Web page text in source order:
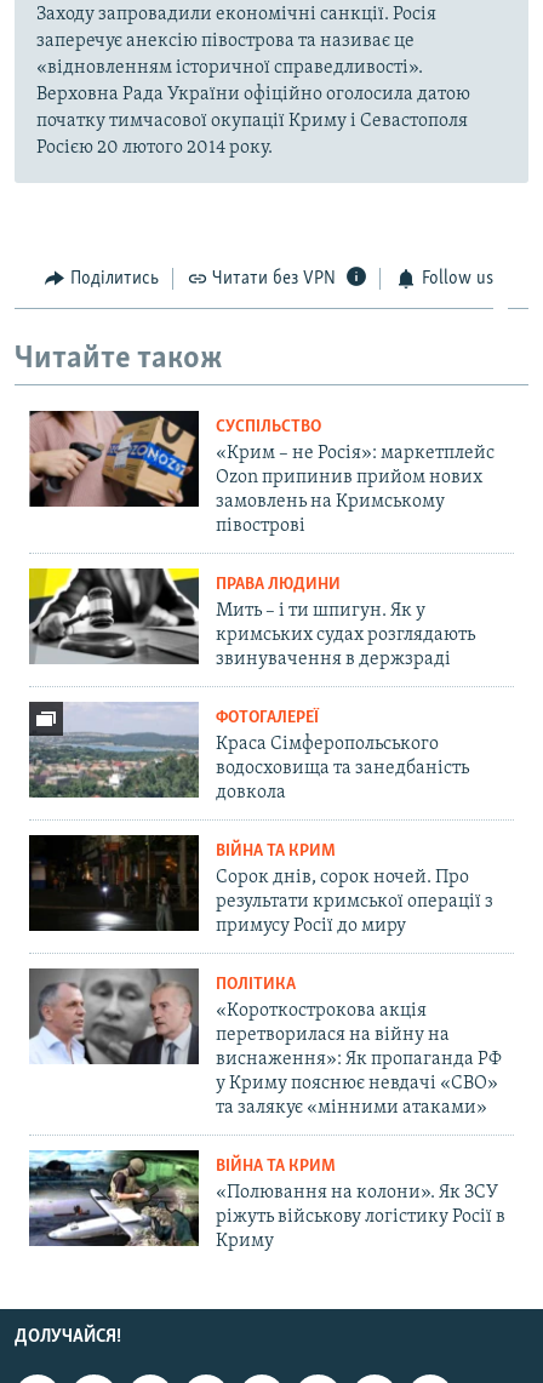
Заходу запровадили економічні санкції. Росія
заперечує анексію півострова та називає це
«відновленням історичної справедливості».
Верховна Рада України офіційно оголосила датою
початку тимчасової окупації Криму і Севастополя
Росією 20 лютого 2014 року.
Поділитись Читати без VPN Follow us
Читайте також
СУСПІЛЬСТВО
«Крим – не Росія»: маркетплейс
Ozon припинив прийом нових
замовлень на Кримському
півострові
ПРАВА ЛЮДИНИ
Мить – і ти шпигун. Як у
кримських судах розглядають
звинувачення в держзраді
ФОТОГАЛЕРЕЇ
Краса Сімферопольського
водосховища та занедбаність
довкола
ВІЙНА ТА КРИМ
Сорок днів, сорок ночей. Про
результати кримської операції з
примусу Росії до миру
ПОЛІТИКА
«Короткострокова акція
перетворилася на війну на
виснаження»: Як пропаганда РФ
у Криму пояснює невдачі «СВО»
та залякує «мінними атаками»
ВІЙНА ТА КРИМ
«Полювання на колони». Як ЗСУ
ріжуть військову логістику Росії в
Криму
ДОЛУЧАЙСЯ!